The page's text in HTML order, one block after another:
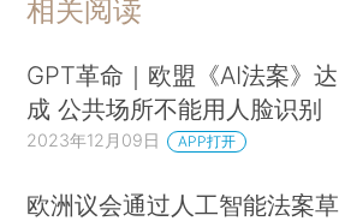
相关阅读
GPT革命｜欧盟《AI法案》达
成 公共场所不能用人脸识别
2023年12月09日 APP打开
欧洲议会通过人工智能法案草